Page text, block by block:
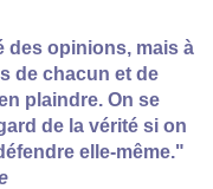
des opinions, mais à
de chacun et de
plaindre. On se
de la vérité si on
elle-même."